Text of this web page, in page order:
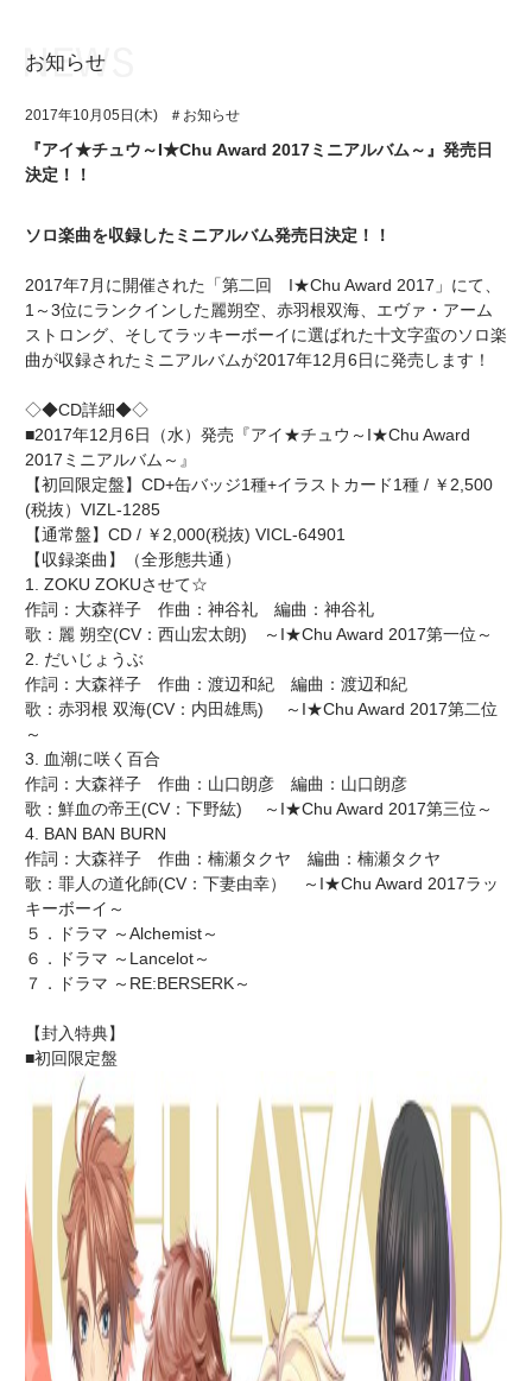
ユニット&キャラクター
アプリゲーム
イベント・キャンペーン
ミュージック
グッズ・本
ギャラリー
アイ★チュウとは
ユニット&キャラクター
アプリゲーム
イベント・キャンペーン
ミュージック
グッズ・本
ギャラリー
お知らせ
2017年10月05日(木) ＃お知らせ
『アイ★チュウ～I★Chu Award 2017ミニアルバム～』発売日
決定！！
ソロ楽曲を収録したミニアルバム発売日決定！！
2017年7月に開催された「第二回 I★Chu Award 2017」にて、
1～3位にランクインした麗朔空、赤羽根双海、エヴァ・アーム
ストロング、そしてラッキーボーイに選ばれた十文字蛮のソロ楽
曲が収録されたミニアルバムが2017年12月6日に発売します！
◇◆CD詳細◆◇
■2017年12月6日（水）発売『アイ★チュウ～I★Chu Award
2017ミニアルバム～』
【初回限定盤】CD+缶バッジ1種+イラストカード1種 / ￥2,500
(税抜）VIZL-1285
【通常盤】CD / ￥2,000(税抜) VICL-64901
【収録楽曲】（全形態共通）
1. ZOKU ZOKUさせて☆
作詞：大森祥子 作曲：神谷礼 編曲：神谷礼
歌：麗 朔空(CV：西山宏太朗) ～I★Chu Award 2017第一位～
2. だいじょうぶ
作詞：大森祥子 作曲：渡辺和紀 編曲：渡辺和紀
歌：赤羽根 双海(CV：内田雄馬) ～I★Chu Award 2017第二位
～
3. 血潮に咲く百合
作詞：大森祥子 作曲：山口朗彦 編曲：山口朗彦
歌：鮮血の帝王(CV：下野紘) ～I★Chu Award 2017第三位～
4. BAN BAN BURN
作詞：大森祥子 作曲：楠瀬タクヤ 編曲：楠瀬タクヤ
歌：罪人の道化師(CV：下妻由幸） ～I★Chu Award 2017ラッ
キーボーイ～
５．ドラマ ～Alchemist～
６．ドラマ ～Lancelot～
７．ドラマ ～RE:BERSERK～
【封入特典】
■初回限定盤